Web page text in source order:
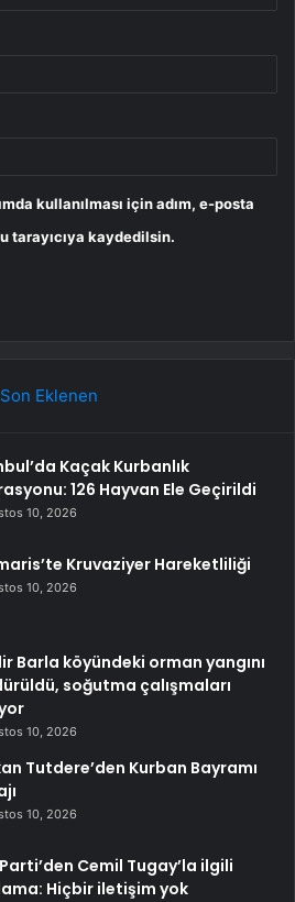
kullanılması için adım, e-posta
tarayıcıya kaydedilsin.
Son Eklenen
Kaçak Kurbanlık
126 Hayvan Ele Geçirildi
10, 2026
Kruvaziyer Hareketliliği
10, 2026
Barla köyündeki orman yangını
soğutma çalışmaları
10, 2026
Tutdere’den Kurban Bayramı
10, 2026
Cemil Tugay’la ilgili
Hiçbir iletişim yok